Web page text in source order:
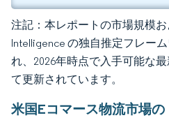
注記：本レポートの市場規模
Intelligence の独自推定フレー
れ、2026年時点で入手可能な
て更新されています。
米国Eコマース物流市場